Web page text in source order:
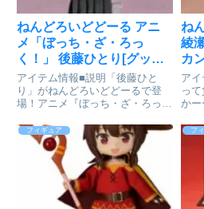
ねんどろいどどーる アニ
メ「ぼっち・ざ・ろっ
く！」 後藤ひとり[グッド
スマイルカンパニー]が予
約受付開始
アイテム情報■説明「後藤ひと
り」がねんどろいどどーるで登
場！アニメ『ぼっち・ざ・ろっ
んどろいどどーる化！※肌の色味
はキャラクターのオリジナルカラ
ーを採用しています。※トルソー
は付属しません。※長時間着せ付
ね
綾
カ
始
ア
っ
かー
が
す
「
パ
フィギュア フ